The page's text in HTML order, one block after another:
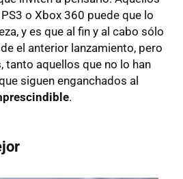
o Xbox 360 puede que lo
y es que al fin y al cabo sólo
el anterior lanzamiento, pero
tanto aquellos que no lo han
siguen enganchados al
.